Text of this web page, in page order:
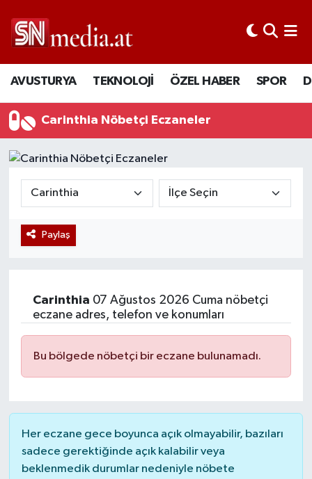
AVUSTURYA TEKNOLOJİ ÖZEL HABER SPOR
Carinthia Nöbetçi Eczaneler
Paylaş
Carinthia 07 Ağustos 2026 Cuma nöbetçi
eczane adres, telefon ve konumları
Bu bölgede nöbetçi bir eczane bulunamadı.
Her eczane gece boyunca açık olmayabilir, bazıları
sadece gerektiğinde açık kalabilir veya
beklenmedik durumlar nedeniyle nöbete